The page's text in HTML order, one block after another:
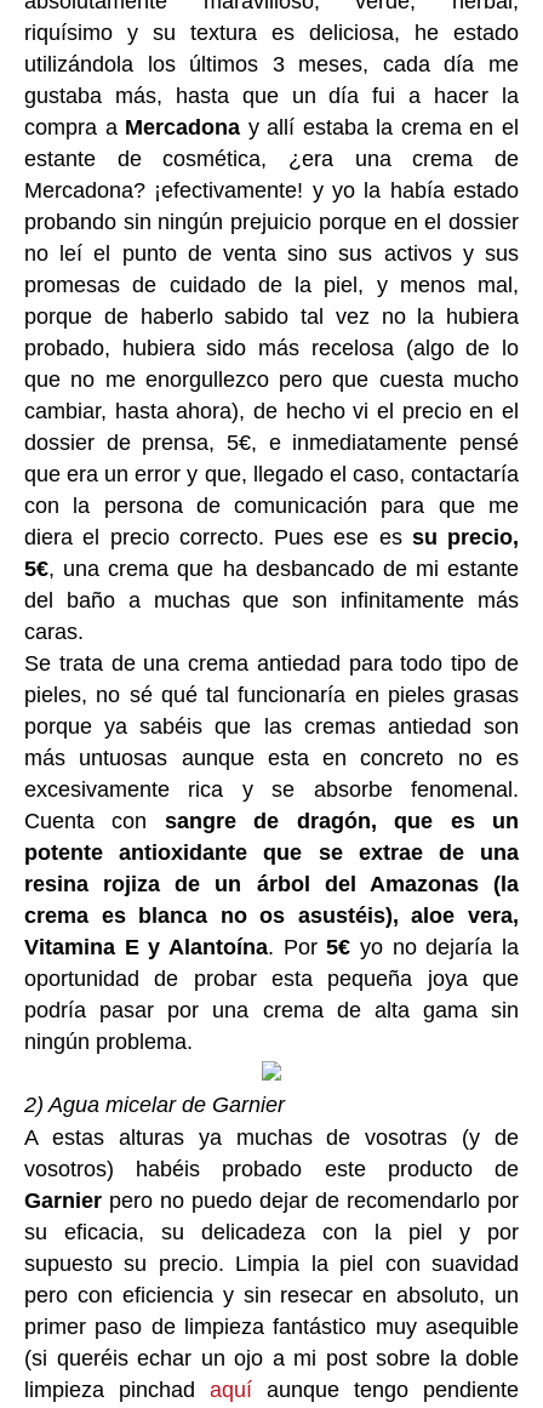
riquísimo y su textura es deliciosa, he estado
utilizándola los últimos 3 meses, cada día me
gustaba más, hasta que un día fui a hacer la
compra a Mercadona y allí estaba la crema en el
estante de cosmética, ¿era una crema de
Mercadona? ¡efectivamente! y yo la había estado
probando sin ningún prejuicio porque en el dossier
no leí el punto de venta sino sus activos y sus
promesas de cuidado de la piel, y menos mal,
porque de haberlo sabido tal vez no la hubiera
probado, hubiera sido más recelosa (algo de lo
que no me enorgullezco pero que cuesta mucho
cambiar, hasta ahora), de hecho vi el precio en el
dossier de prensa, 5€, e inmediatamente pensé
que era un error y que, llegado el caso, contactaría
con la persona de comunicación para que me
diera el precio correcto. Pues ese es su precio,
5€, una crema que ha desbancado de mi estante
del baño a muchas que son infinitamente más
caras.
Se trata de una crema antiedad para todo tipo de
pieles, no sé qué tal funcionaría en pieles grasas
porque ya sabéis que las cremas antiedad son
más untuosas aunque esta en concreto no es
excesivamente rica y se absorbe fenomenal.
Cuenta con sangre de dragón, que es un
potente antioxidante que se extrae de una
resina rojiza de un árbol del Amazonas (la
crema es blanca no os asustéis), aloe vera,
Vitamina E y Alantoína. Por5€ yo no dejaría la
oportunidad de probar esta pequeña joya que
podría pasar por una crema de alta gama sin
ningún problema.
2) Agua micelar de Garnier
A estas alturas ya muchas de vosotras (y de
vosotros) habéis probado este producto de
Garnier pero no puedo dejar de recomendarlo por
su eficacia, su delicadeza con la piel y por
supuesto su precio. Limpia la piel con suavidad
pero con eficiencia y sin resecar en absoluto, un
primer paso de limpieza fantástico muy asequible
(si queréis echar un ojo a mi post sobre la doble
limpieza pinchad aquí aunque tengo pendiente